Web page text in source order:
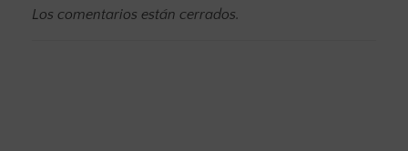
Los comentarios están cerrados.